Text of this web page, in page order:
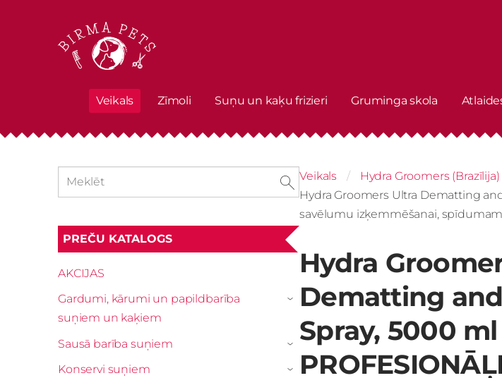
Veikals Zīmoli Suņu un kaķu frizieri Gruminga skola
PREČU KATALOGS
AKCIJAS
Gardumi, kārumi un papildbarība
suņiem un kaķiem
›
Sausā barība suņiem ›
Konservi suņiem ›
Veikals
Hydra Groomers (Brazīlija)
Hydra Groomers Ultra Dematting
savēlumu izķemmēšanai,
Hydra
Dematting
Spray, 5000